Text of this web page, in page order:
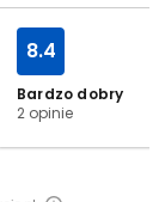
Bardzo dobry
2 opinie
8.4